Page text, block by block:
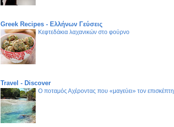
Greek Recipes - Ελλήνων Γεύσεις
Κεφτεδάκια λαχανικών στο φούρνο
Travel - Discover
Ο ποταμός Αχέροντας που «μαγεύει» τον επισκέπτη